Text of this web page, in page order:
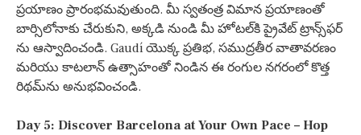
ప్రయాణం ప్రారంభమవుతుంది. మీ స్వతంత్ర విమాన ప్రయాణంతో
బార్సిలోనాకు చేరుకుని, అక్కడి నుండి మీ హోటల్‌కి ప్రైవేట్ ట్రాన్స్‌ఫర్
ను ఆస్వాదించండి. Gaudí యొక్క ప్రతిభ, సముద్రతీర వాతావరణం
మరియు కాటలాన్ ఉత్సాహంతో నిండిన ఈ రంగుల నగరంలో కొత్త
రిథమ్‌ను అనుభవించండి.
Day 5: Discover Barcelona at Your Own Pace – Hop